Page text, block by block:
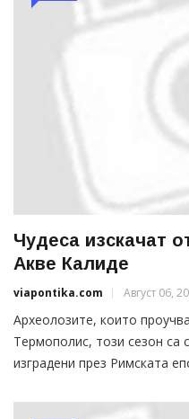
Чудеса изскачат
Аквe Калиде
viapontika.com Август 06,
Археолозите, които
Термополис, този сезон са
изградени през Римската